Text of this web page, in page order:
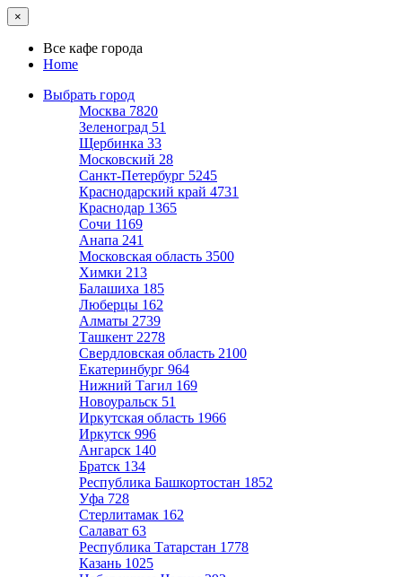
×
Все кафе города
Home
Выбрать город
Москва 7820
Зеленоград 51
Щербинка 33
Московский 28
Санкт-Петербург 5245
Краснодарский край 4731
Краснодар 1365
Сочи 1169
Анапа 241
Московская область 3500
Химки 213
Балашиха 185
Люберцы 162
Алматы 2739
Ташкент 2278
Свердловская область 2100
Екатеринбург 964
Нижний Тагил 169
Новоуральск 51
Иркутская область 1966
Иркутск 996
Ангарск 140
Братск 134
Республика Башкортостан 1852
Уфа 728
Стерлитамак 162
Салават 63
Республика Татарстан 1778
Казань 1025